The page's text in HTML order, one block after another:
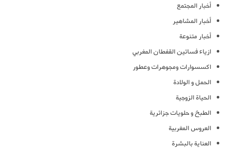
أخبار المجتمع
أخبار المشاهير
أخبار متنوعة
ازياء فساتين القفطان المغربي
اكسسوارات ومجوهرات وعطور
الحمل و الولادة
الحياة الزوجية
الطبخ و حلويات جزائرية
العروس المغربية
العناية بالبشرة